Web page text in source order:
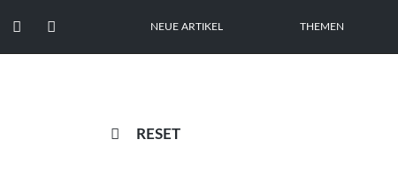
  NEUE ARTIKEL THEMEN
 RESET